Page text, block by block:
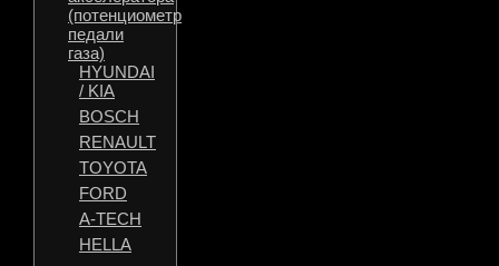
(потенциометр
педали
газа)
HYUNDAI
/ KIA
BOSCH
RENAULT
TOYOTA
FORD
A-TECH
HELLA